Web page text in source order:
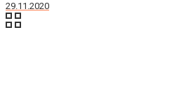
29.11.2020